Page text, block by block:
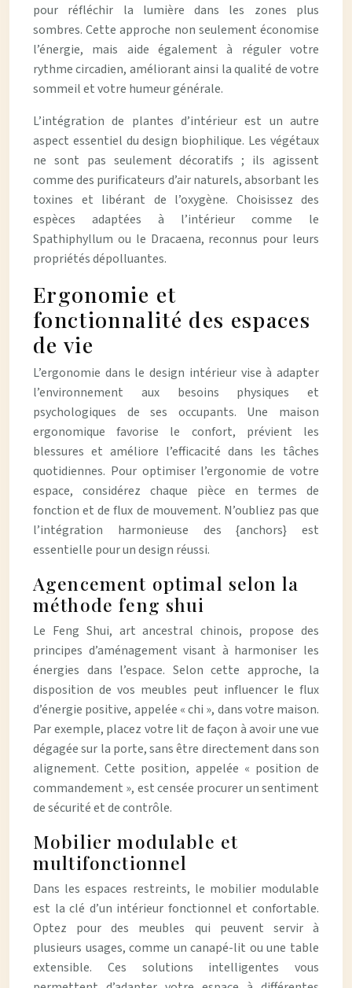
pour réfléchir la lumière dans les zones plus
sombres. Cette approche non seulement économise
l’énergie, mais aide également à réguler votre
rythme circadien, améliorant ainsi la qualité de votre
sommeil et votre humeur générale.
L’intégration de plantes d’intérieur est un autre
aspect essentiel du design biophilique. Les végétaux
ne sont pas seulement décoratifs ; ils agissent
comme des purificateurs d’air naturels, absorbant les
toxines et libérant de l’oxygène. Choisissez des
espèces adaptées à l’intérieur comme le
Spathiphyllum ou le Dracaena, reconnus pour leurs
propriétés dépolluantes.
Ergonomie et
fonctionnalité des espaces
de vie
L’ergonomie dans le design intérieur vise à adapter
l’environnement aux besoins physiques et
psychologiques de ses occupants. Une maison
ergonomique favorise le confort, prévient les
blessures et améliore l’efficacité dans les tâches
quotidiennes. Pour optimiser l’ergonomie de votre
espace, considérez chaque pièce en termes de
fonction et de flux de mouvement. N’oubliez pas que
l’intégration harmonieuse des {anchors} est
essentielle pour un design réussi.
Agencement optimal selon la
méthode feng shui
Le Feng Shui, art ancestral chinois, propose des
principes d’aménagement visant à harmoniser les
énergies dans l’espace. Selon cette approche, la
disposition de vos meubles peut influencer le flux
d’énergie positive, appelée « chi », dans votre maison.
Par exemple, placez votre lit de façon à avoir une vue
dégagée sur la porte, sans être directement dans son
alignement. Cette position, appelée « position de
commandement », est censée procurer un sentiment
de sécurité et de contrôle.
Mobilier modulable et
multifonctionnel
Dans les espaces restreints, le mobilier modulable
est la clé d’un intérieur fonctionnel et confortable.
Optez pour des meubles qui peuvent servir à
plusieurs usages, comme un canapé-lit ou une table
extensible. Ces solutions intelligentes vous